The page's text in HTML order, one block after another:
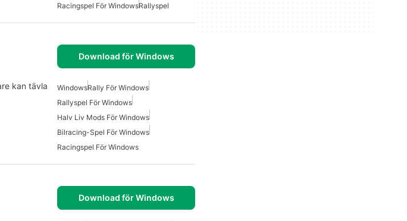
Racingspel För WindowsRallyspel
Download för Windows
kan tävla
WindowsRally För Windows
Rallyspel För Windows
Halv Liv Mods För Windows
Bilracing-Spel För Windows
Racingspel För Windows
Download för Windows